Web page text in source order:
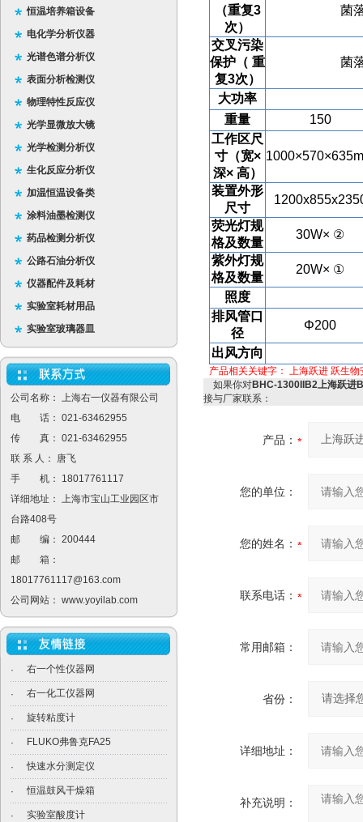
恒温培养箱设备
电化学分析仪器
光谱色谱分析仪
表面分析检测仪
物理特性反应仪
光学显微放大镜
光学检测分析仪
生化反应分析仪
加温恒温设备类
涂料油墨检测仪
药品检测分析仪
公路石油分析仪
仪器配件及耗材
实验室耗材用品
实验室玻璃器皿
公司名称： 上海右一仪器有限公司
电 话： 021-63462955
传 真： 021-63462955
联 系 人： 唐飞
手 机： 18017761117
详细地址： 上海市宝山工业园区市
台路408号
邮 编： 200444
邮 箱：
18017761117@163.com
公司网站： www.yoyilab.com
· 右一个性仪器网
· 右一化工仪器网
· 旋转粘度计
· FLUKO弗鲁克FA25
· 快速水分测定仪
· 恒温鼓风干燥箱
· 实验室酸度计
（重复3
次）
菌
交叉污染
保护（ 重
复3次）
菌
大功率
重量
150
工作区尺
寸（宽×
深× 高）
1000
装置外形
尺寸
荧光灯规
格及数量
30W× ②
紫外灯规
格及数量
20W× ①
照度
排风管口
径
Φ200
出风方向
产品相关关键字： 上海跃进 跃生物
如果你对BHC-1300IIB2上海跃进
接与厂家联系：
产品：
您的单位：
您的姓名：
联系电话：
常用邮箱：
省份：
详细地址：
补充说明：